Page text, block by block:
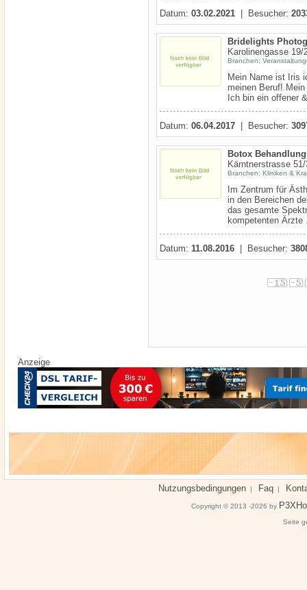
Datum: 03.02.2021 | Besucher:
Bridelights
Karolinengasse 19/
Branchen:
Mein Name ist Iris
meinen Beruf!
Ich bin ein offener
Datum: 06.04.2017 | Besucher:
Botox
Kärntnerstrasse
Branchen: Kliniken &
Im Zentrum für
in den Bereichen
das gesamte
kompetenten Ärzte
Datum: 11.08.2016 | Besucher:
Anzeige
Nutzungsbedingungen | Faq |
Copyright © 2013 -2026 by
Seite